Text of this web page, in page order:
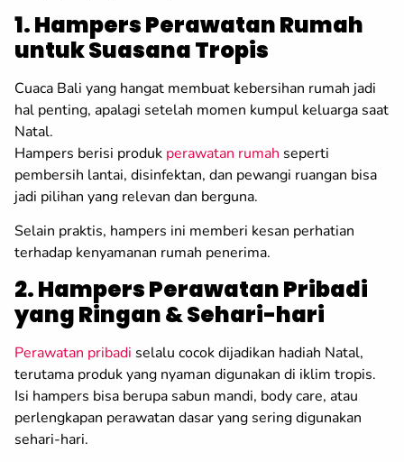
1. Hampers Perawatan Rumah
untuk Suasana Tropis
Cuaca Bali yang hangat membuat kebersihan rumah jadi
hal penting, apalagi setelah momen kumpul keluarga saat
Natal.
Hampers berisi produk perawatan rumah seperti
pembersih lantai, disinfektan, dan pewangi ruangan bisa
jadi pilihan yang relevan dan berguna.
Selain praktis, hampers ini memberi kesan perhatian
terhadap kenyamanan rumah penerima.
2. Hampers Perawatan Pribadi
yang Ringan & Sehari-hari
Perawatan pribadi selalu cocok dijadikan hadiah Natal,
terutama produk yang nyaman digunakan di iklim tropis.
Isi hampers bisa berupa sabun mandi, body care, atau
perlengkapan perawatan dasar yang sering digunakan
sehari-hari.